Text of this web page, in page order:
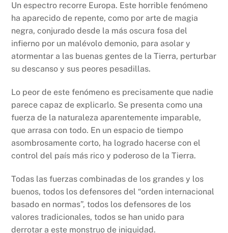
c
e
b
o
o
k
at
s
A
p
p
nt p
y
Li
n
k
Un espectro recorre Europa. Este horrible fenómeno
ha aparecido de repente, como por arte de magia
negra, conjurado desde la más oscura fosa del
infierno por un malévolo demonio, para asolar y
atormentar a las buenas gentes de la Tierra, perturbar
su descanso y sus peores pesadillas.
Lo peor de este fenómeno es precisamente que nadie
parece capaz de explicarlo. Se presenta como una
fuerza de la naturaleza aparentemente imparable,
que arrasa con todo. En un espacio de tiempo
asombrosamente corto, ha logrado hacerse con el
control del país más rico y poderoso de la Tierra.
Todas las fuerzas combinadas de los grandes y los
buenos, todos los defensores del “orden internacional
basado en normas”, todos los defensores de los
valores tradicionales, todos se han unido para
derrotar a este monstruo de iniquidad.